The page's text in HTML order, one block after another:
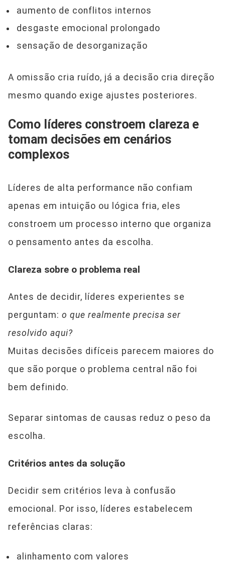
aumento de conflitos internos
desgaste emocional prolongado
sensação de desorganização
A omissão cria ruído, já a decisão cria direção
mesmo quando exige ajustes posteriores.
Como líderes constroem clareza e
tomam decisões em cenários
complexos
Líderes de alta performance não confiam
apenas em intuição ou lógica fria, eles
constroem um processo interno que organiza
o pensamento antes da escolha.
Clareza sobre o problema real
Antes de decidir, líderes experientes se
perguntam: o que realmente precisa ser
resolvido aqui?
Muitas decisões difíceis parecem maiores do
que são porque o problema central não foi
bem definido.
Separar sintomas de causas reduz o peso da
escolha.
Critérios antes da solução
Decidir sem critérios leva à confusão
emocional. Por isso, líderes estabelecem
referências claras:
alinhamento com valores